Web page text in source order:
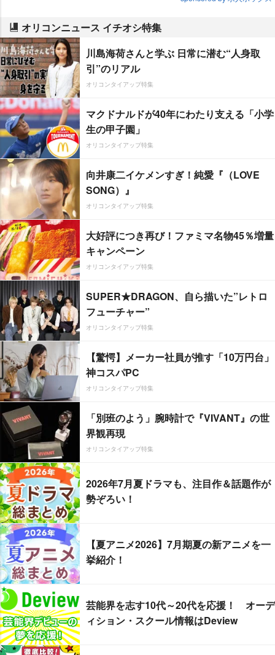
オリコンニュース イチオシ特集
川島海荷さんと学ぶ 日常に潜む“人身取
引”のリアル
オリコンタイアップ特集
マクドナルドが40年にわたり支える「小学
生の甲子園」
オリコンタイアップ特集
向井康二イケメンすぎ！純愛『（LOVE
SONG）』
オリコンタイアップ特集
大好評につき再び！ファミマ名物45％増量
キャンペーン
オリコンタイアップ特集
SUPER★DRAGON、自ら描いた”レトロ
フューチャー”
オリコンタイアップ特集
【驚愕】メーカー社員が推す「10万円台」
神コスパPC
オリコンタイアップ特集
「別班のよう」腕時計で『VIVANT』の世
界観再現
オリコンタイアップ特集
2026年7月夏ドラマも、注目作＆話題作が
勢ぞろい！
【夏アニメ2026】7月期夏の新アニメを一
挙紹介！
芸能界を志す10代～20代を応援！ オーデ
ィション・スクール情報はDeview